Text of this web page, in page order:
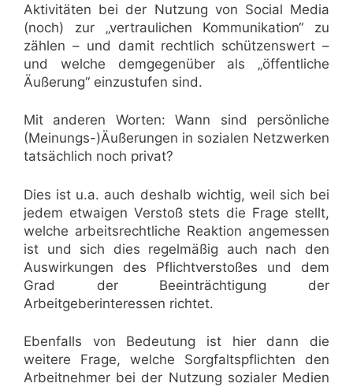
Aktivitäten bei der Nutzung von Social Media
(noch) zur „vertraulichen Kommunikation“ zu
zählen – und damit rechtlich schützenswert –
und welche demgegenüber als „öffentliche
Äußerung“ einzustufen sind.
Mit anderen Worten: Wann sind persönliche
(Meinungs-)Äußerungen in sozialen Netzwerken
tatsächlich noch privat?
Dies ist u.a. auch deshalb wichtig, weil sich bei
jedem etwaigen Verstoß stets die Frage stellt,
welche arbeitsrechtliche Reaktion angemessen
ist und sich dies regelmäßig auch nach den
Auswirkungen des Pflichtverstoßes und dem
Grad der Beeinträchtigung der
Arbeitgeberinteressen richtet.
Ebenfalls von Bedeutung ist hier dann die
weitere Frage, welche Sorgfaltspflichten den
Arbeitnehmer bei der Nutzung sozialer Medien